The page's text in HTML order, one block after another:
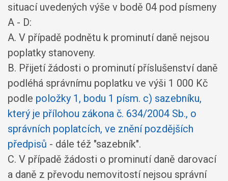
situací uvedených výše v bodě 04 pod písmeny
A - D:
A. V případě podnětu k prominutí daně nejsou
poplatky stanoveny.
B. Přijetí žádosti o prominutí příslušenství daně
podléhá správnímu poplatku ve výši 1 000 Kč
podle položky 1, bodu 1 písm. c) sazebníku,
který je přílohou zákona č. 634/2004 Sb., o
správních poplatcích, ve znění pozdějších
předpisů - dále též "sazebník".
C. V případě žádosti o prominutí daně darovací
a daně z převodu nemovitostí nejsou správní